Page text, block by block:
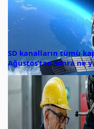
SD kanalların tümü
Ağustos’tan sonra ne